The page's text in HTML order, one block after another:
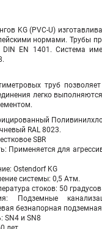
KG (PVC-U)
нормами. Трубы
EN 1401. Система
труб
легко
RAL 8023.
SBR
Применяется для
Ostendorf KG
системы: 0,5 Атм.
стоков: 50 градусов
Подземные
безнапорная
SN4 и SN8